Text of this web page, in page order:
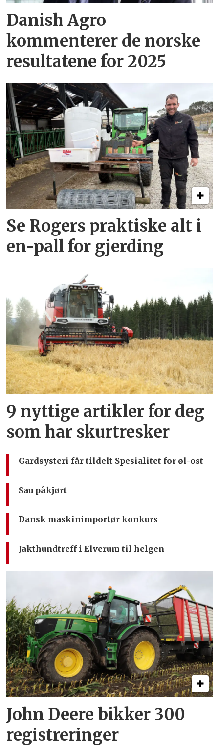
Danish Agro
kommenterer de norske
resultatene for 2025
Se Rogers praktiske alt i
en-pall for gjerding
9 nyttige artikler for deg
som har skurtresker
Gardsysteri får tildelt Spesialitet for øl-ost
Sau påkjørt
Dansk maskinimportør konkurs
Jakthundtreff i Elverum til helgen
John Deere bikker 300
registreringer